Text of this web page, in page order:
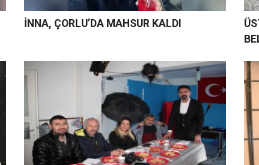
İNNA, ÇORLU’DA MAHSUR KALDI